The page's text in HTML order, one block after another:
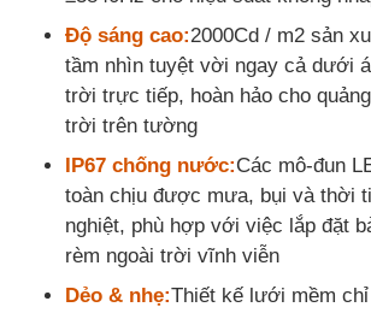
Màn hình LED trong suốt
Màn hình LED bay bằng Drone
Màn hình LED ba chiều
Màn hình lưới tản nhiệt LED
Độ sáng cao:2000Cd / m2 sản
tầm nhìn tuyệt vời ngay cả dưới
trời trực tiếp, hoàn hảo cho
trời trên tường
IP67 chống nước:Các mô-đun
toàn chịu được mưa, bụi và thời
nghiệt, phù hợp với việc lắp đặt
rèm ngoài trời vĩnh viễn
Dẻo & nhẹ:Thiết kế lưới mềm